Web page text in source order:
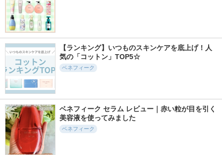
【ランキング】いつものスキンケアを底上げ！人
気の「コットン」TOP5☆
ベネフィーク
ベネフィーク セラム レビュー｜赤い粒が目を引く
美容液を使ってみました
ベネフィーク